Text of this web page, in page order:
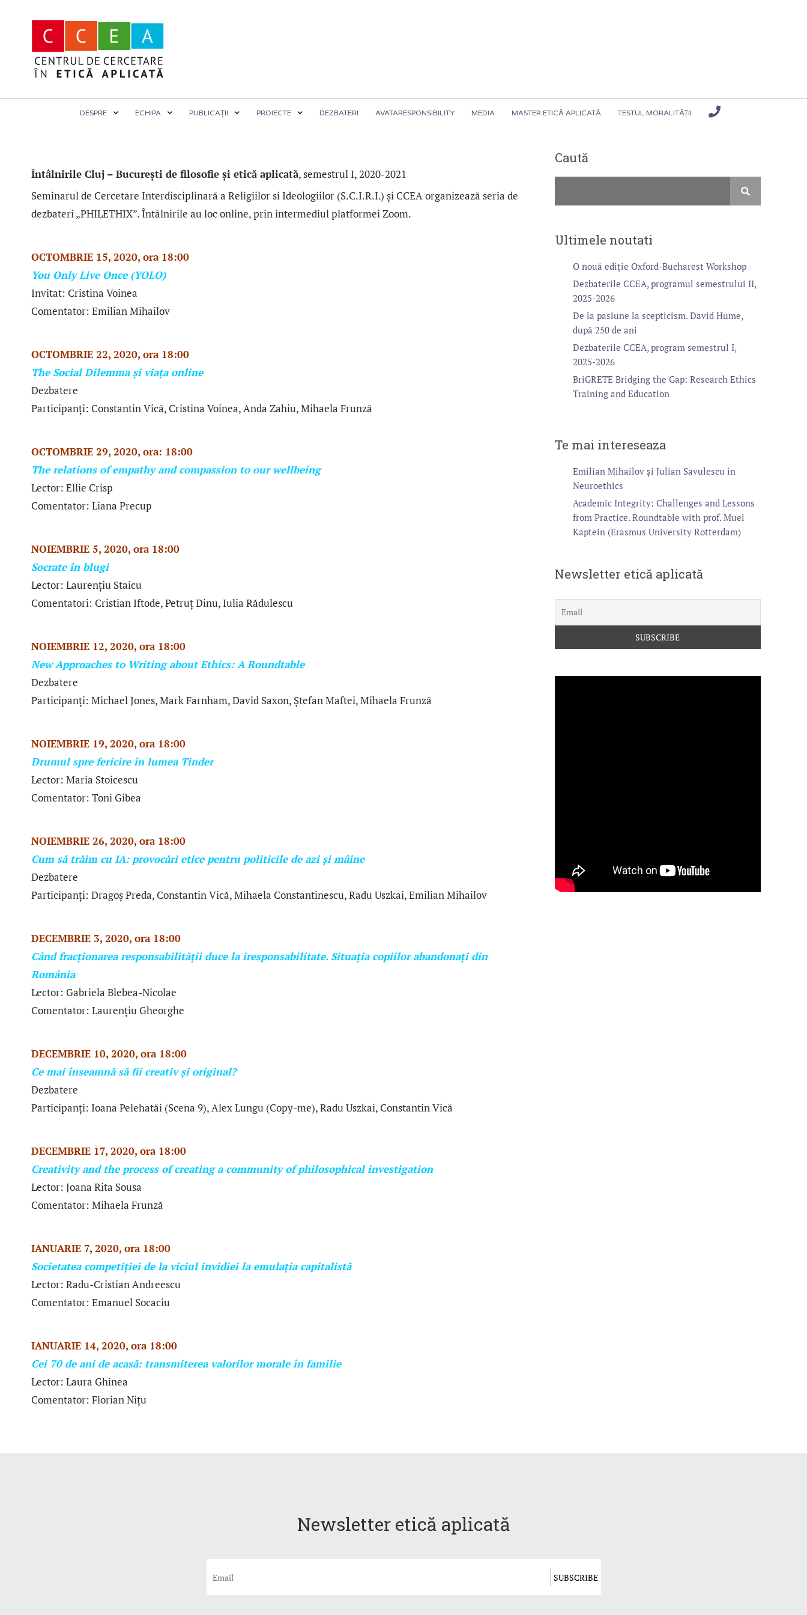
DESPRE ECHIPA PUBLICAȚII PROIECTE DEZBATERI AVATARESPONSIBILITY MEDIA MASTER ETICĂ APLICATĂ TESTUL MORALITĂȚII
Întâlnirile Cluj – București de filosofie și etică aplicată, semestrul I, 2020-2021
Seminarul de Cercetare Interdisciplinară a Religiilor si Ideologiilor (S.C.I.R.I.) și CCEA organizează seria de
dezbateri „PHILETHIX”. Întâlnirile au loc online, prin intermediul platformei Zoom.
OCTOMBRIE 15, 2020, ora 18:00
You Only Live Once (YOLO)
Invitat: Cristina Voinea
Comentator: Emilian Mihailov
OCTOMBRIE 22, 2020, ora 18:00
The Social Dilemma și viața online
Dezbatere
Participanți: Constantin Vică, Cristina Voinea, Anda Zahiu, Mihaela Frunză
OCTOMBRIE 29, 2020, ora: 18:00
The relations of empathy and compassion to our wellbeing
Lector: Ellie Crisp
Comentator: Liana Precup
NOIEMBRIE 5, 2020, ora 18:00
Socrate în blugi
Lector: Laurențiu Staicu
Comentatori: Cristian Iftode, Petruț Dinu, Iulia Rădulescu
NOIEMBRIE 12, 2020, ora 18:00
New Approaches to Writing about Ethics: A Roundtable
Dezbatere
Participanți: Michael Jones, Mark Farnham, David Saxon, Ștefan Maftei, Mihaela Frunză
NOIEMBRIE 19, 2020, ora 18:00
Drumul spre fericire în lumea Tinder
Lector: Maria Stoicescu
Comentator: Toni Gibea
NOIEMBRIE 26, 2020, ora 18:00
Cum să trăim cu IA: provocări etice pentru politicile de azi și mâine
Dezbatere
Participanți: Dragoș Preda, Constantin Vică, Mihaela Constantinescu, Radu Uszkai, Emilian Mihailov
DECEMBRIE 3, 2020, ora 18:00
Când fracționarea responsabilității duce la iresponsabilitate. Situația copiilor abandonați din
România
Lector: Gabriela Blebea-Nicolae
Comentator: Laurențiu Gheorghe
DECEMBRIE 10, 2020, ora 18:00
Ce mai înseamnă să fii creativ și original?
Dezbatere
Participanți: Ioana Pelehatăi (Scena 9), Alex Lungu (Copy-me), Radu Uszkai, Constantin Vică
DECEMBRIE 17, 2020, ora 18:00
Creativity and the process of creating a community of philosophical investigation
Lector: Joana Rita Sousa
Comentator: Mihaela Frunză
IANUARIE 7, 2020, ora 18:00
Societatea competiției de la viciul invidiei la emulația capitalistă
Lector: Radu-Cristian Andreescu
Comentator: Emanuel Socaciu
IANUARIE 14, 2020, ora 18:00
Cei 70 de ani de acasă: transmiterea valorilor morale în familie
Lector: Laura Ghinea
Comentator: Florian Nițu
Caută
Ultimele noutati
O nouă ediție Oxford-Bucharest Workshop
Dezbaterile CCEA, programul semestrului II,
2025-2026
De la pasiune la scepticism. David Hume,
după 250 de ani
Dezbaterile CCEA, program semestrul I,
2025-2026
BriGRETE Bridging the Gap: Research Ethics
Training and Education
Te mai intereseaza
Emilian Mihailov și Julian Savulescu în
Neuroethics
Academic Integrity: Challenges and Lessons
from Practice. Roundtable with prof. Muel
Kaptein (Erasmus University Rotterdam)
Newsletter etică aplicată
Newsletter etică aplicată